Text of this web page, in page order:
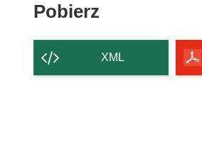
Pobierz
strony
XML